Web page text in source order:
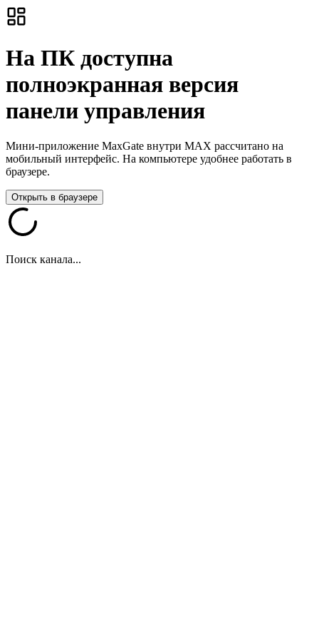
На ПК доступна
полноэкранная версия
панели управления
Мини-приложение MaxGate внутри MAX рассчитано на
мобильный интерфейс. На компьютере удобнее работать в
браузере.
Открыть в браузере
Поиск канала...